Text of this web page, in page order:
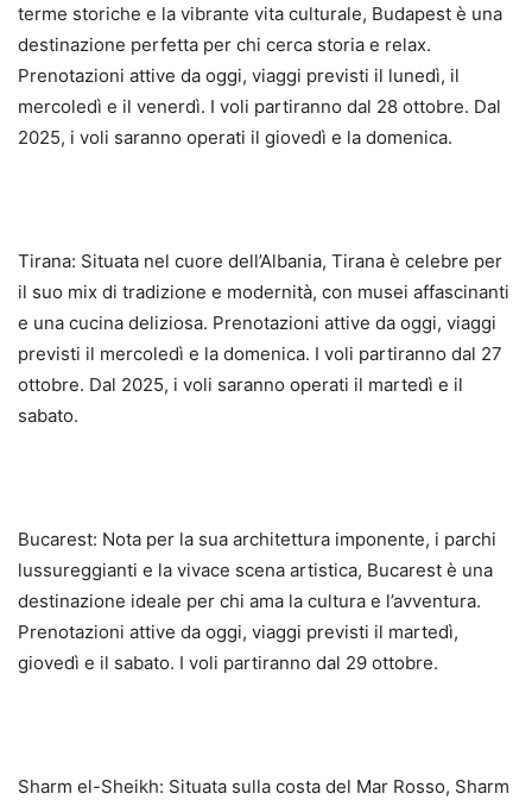
terme storiche e la vibrante vita culturale, Budapest è una
destinazione perfetta per chi cerca storia e relax.
Prenotazioni attive da oggi, viaggi previsti il lunedì, il
mercoledì e il venerdì. I voli partiranno dal 28 ottobre. Dal
2025, i voli saranno operati il giovedì e la domenica.
Tirana: Situata nel cuore dell’Albania, Tirana è celebre per
il suo mix di tradizione e modernità, con musei affascinanti
e una cucina deliziosa. Prenotazioni attive da oggi, viaggi
previsti il mercoledì e la domenica. I voli partiranno dal 27
ottobre. Dal 2025, i voli saranno operati il martedì e il
sabato.
Bucarest: Nota per la sua architettura imponente, i parchi
lussureggianti e la vivace scena artistica, Bucarest è una
destinazione ideale per chi ama la cultura e l’avventura.
Prenotazioni attive da oggi, viaggi previsti il martedì,
giovedì e il sabato. I voli partiranno dal 29 ottobre.
Sharm el-Sheikh: Situata sulla costa del Mar Rosso, Sharm